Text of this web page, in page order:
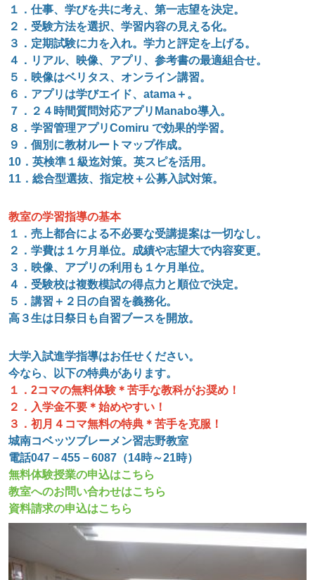
１．仕事、学びを共に考え、第一志望を決定。
２．受験方法を選択、学習内容の見える化。
３．定期試験に力を入れ。学力と評定を上げる。
４．リアル、映像、アプリ、参考書の最適組合せ。
５．映像はベリタス、オンライン講習。
６．アプリは学びエイド、atama＋。
７．２４時間質問対応アプリManabo導入。
８．学習管理アプリComiru で効果的学習。
９．個別に教材ルートマップ作成。
10 ．英検準１級迄対策。英スピを活用。
11 ．総合型選抜、指定校＋公募入試対策。
教室の学習指導の基本
１．売上都合による不必要な受講提案は一切なし。
２．学費は１ケ月単位。成績や志望大で内容変更。
３．映像、アプリの利用も１ケ月単位。
４．受験校は複数模試の得点力と順位で決定。
５．講習＋２日の自習を義務化。
高３生は日祭日も自習ブースを開放。
大学入試進学指導はお任せください。
今なら、以下の特典があります。
１．2コマの無料体験＊苦手な教科がお奨め！
２．入学金不要＊始めやすい！
３．初月４コマ無料の特典＊苦手を克服！
城南コベッツブレーメン習志野教室
電話047－455－6087（14時～21時）
無料体験授業の申込はこちら
教室へのお問い合わせはこちら
資料請求の申込はこちら